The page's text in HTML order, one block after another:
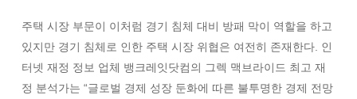
주택 시장 부문이 이처럼 경기 침체 대비 방패 막이 역할을 하고
있지만 경기 침체로 인한 주택 시장 위협은 여전히 존재한다. 인
터넷 재정 정보 업체 뱅크레잇닷컴의 그렉 맥브라이드 최고 재
정 분석가는 “글로벌 경제 성장 둔화에 따른 불투명한 경제 전망